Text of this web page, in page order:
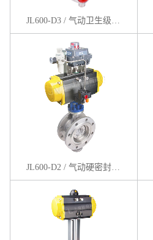
JL600-D3 / 气动卫生级卡箍蝶阀